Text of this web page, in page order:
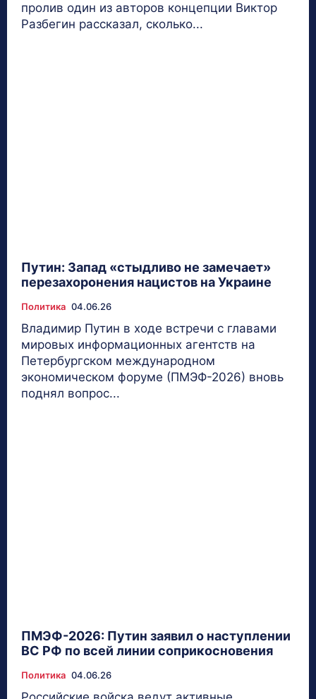
пролив один из авторов концепции Виктор
Разбегин рассказал, сколько...
Путин: Запад «стыдливо не замечает»
перезахоронения нацистов на Украине
Политика 04.06.26
Владимир Путин в ходе встречи с главами
мировых информационных агентств на
Петербургском международном
экономическом форуме (ПМЭФ-2026) вновь
поднял вопрос...
ПМЭФ-2026: Путин заявил о наступлении
ВС РФ по всей линии соприкосновения
Политика 04.06.26